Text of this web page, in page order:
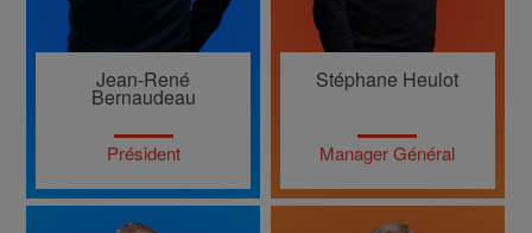
Jean-René
Bernaudeau
Président
Stéphane Heulot
Manager Général